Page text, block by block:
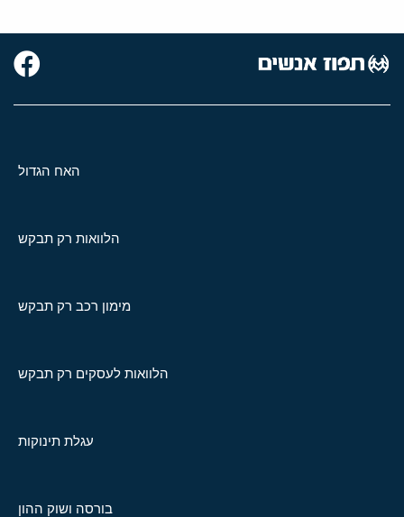
האח הגדול
הלוואות רק תבקש
מימון רכב רק תבקש
הלוואות לעסקים רק תבקש
עגלת תינוקות
בורסה ושוק ההון